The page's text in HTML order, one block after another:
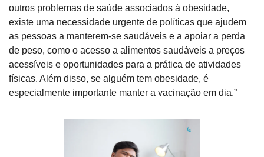
outros problemas de saúde associados à obesidade,
existe uma necessidade urgente de políticas que ajudem
as pessoas a manterem-se saudáveis ​​e a apoiar a perda
de peso, como o acesso a alimentos saudáveis ​​a preços
acessíveis e oportunidades para a prática de atividades
físicas. Além disso, se alguém tem obesidade, é
especialmente importante manter a vacinação em dia.”